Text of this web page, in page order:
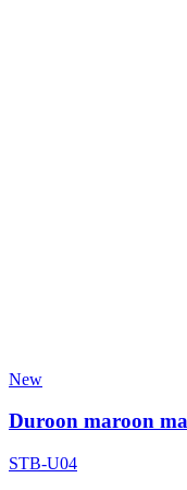
New
Duroon maroon
STB-U04